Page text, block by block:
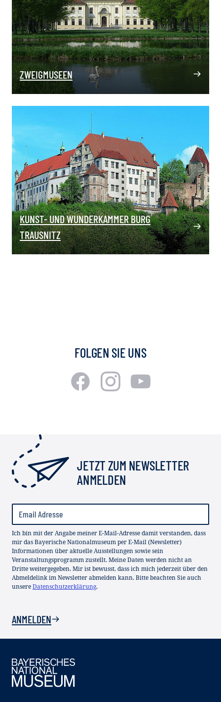
ZWEIGMUSEEN
KUNST- UND WUNDERKAMMER BURG
TRAUSNITZ
FOLGEN SIE UNS
JETZT ZUM NEWSLETTER
ANMELDEN
Ich bin mit der Angabe meiner E-Mail-Adresse damit verstanden, dass
mir das Bayerische Nationalmuseum per E-Mail (Newsletter)
Informationen über aktuelle Ausstellungen sowie sein
Veranstaltungsprogramm zustellt. Meine Daten werden nicht an
Dritte weitergegeben. Mir ist bewusst, dass ich mich jederzeit über den
Abmeldelink im Newsletter abmelden kann. Bitte beachten Sie auch
unsereDatenschutzerklärung.
ANMELDEN